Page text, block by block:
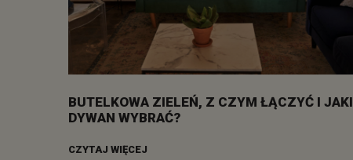
BUTELKOWA ZIELEŃ, Z CZYM ŁĄCZYĆ I JAKI
DYWAN WYBRAĆ?
CZYTAJ WIĘCEJ